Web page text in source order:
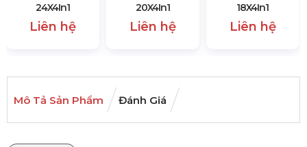
24X4In1
Liên hệ
20X4In1
Liên hệ
18X4In1
Liên hệ
Mô Tả Sản Phẩm Đánh Giá